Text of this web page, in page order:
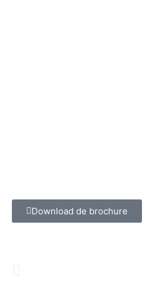
Download de brochure